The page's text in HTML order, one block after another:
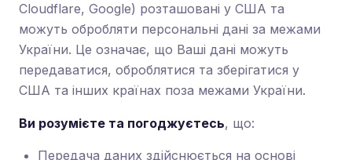
Cloudflare, Google) розташовані у США та
можуть обробляти персональні дані за межами
України. Це означає, що Ваші дані можуть
передаватися, оброблятися та зберігатися у
США та інших країнах поза межами України.
Ви розумієте та погоджуєтесь, що:
Передача даних здійснюється на основі